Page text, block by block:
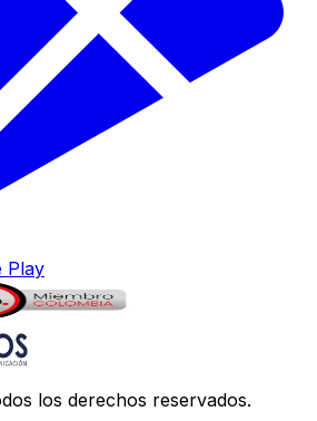
Play
los derechos reservados.